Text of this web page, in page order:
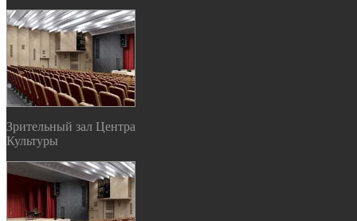
Зрительный зал Центра
Культуры